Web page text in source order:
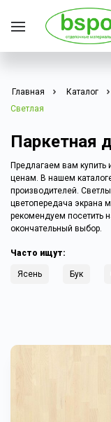
Главная Каталог
Светлая
Паркетная
Предлагаем вам купить
ценам. В нашем
производителей.
цветопередача экрана
рекомендуем посетить
окончательный выбор.
Часто ищут:
Ясень Бук